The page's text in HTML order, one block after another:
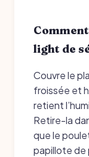
light de
Couvre le
froissée et
retient
Retire-la
que le
papillote de